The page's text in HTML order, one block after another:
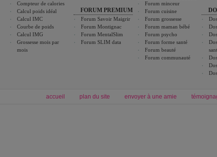
Compteur de calories
Calcul poids idéal
Calcul IMC
Courbe de poids
Calcul IMG
Grossesse mois par
mois
FORUM PREMIUM
Forum Savoir Maigrir
Forum Montignac
Forum MentalSlim
Forum SLIM data
Forum minceur
Forum cuisine
Forum grossesse
Forum maman bébé
Forum psycho
Forum forme santé
Forum beauté
Forum communauté
accueil plan du site envoyer à une amie